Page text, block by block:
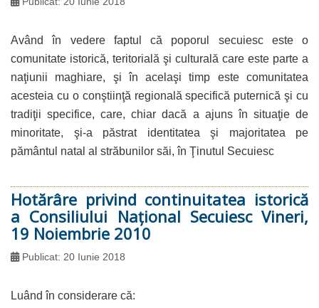
Având în vedere faptul că poporul secuiesc este o
comunitate istorică, teritorială şi culturală care este parte a
naţiunii maghiare, şi în acelaşi timp este comunitatea
acesteia cu o conştiinţă regională specifică puternică şi cu
tradiţii specifice, care, chiar dacă a ajuns în situaţie de
minoritate, şi-a păstrat identitatea şi majoritatea pe
pământul natal al străbunilor săi, în Ţinutul Secuiesc
Hotărâre privind continuitatea istorică
a Consiliului Naţional Secuiesc Vineri,
19 Noiembrie 2010
Publicat: 20 Iunie 2018
Luând în considerare că: